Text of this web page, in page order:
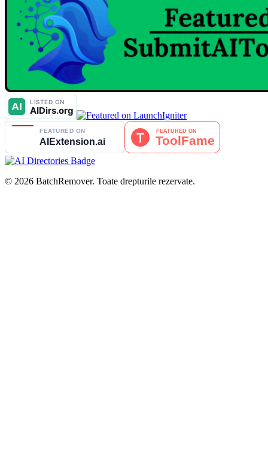
© 2026 BatchRemover. Toate drepturile rezervate.